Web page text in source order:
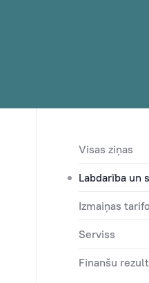
Visas ziņas
Labdarība un
Izmaiņas
Serviss
Finanšu